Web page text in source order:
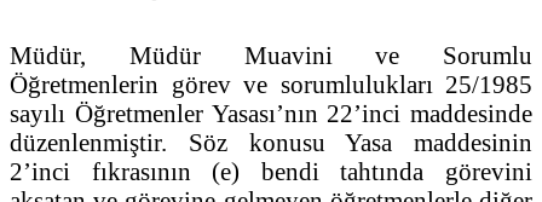
Müdür, Müdür Muavini ve Sorumlu
Öğretmenlerin görev ve sorumlulukları 25/1985
sayılı Öğretmenler Yasası’nın 22’inci maddesinde
düzenlenmiştir. Söz konusu Yasa maddesinin
2’inci fıkrasının (e) bendi tahtında görevini